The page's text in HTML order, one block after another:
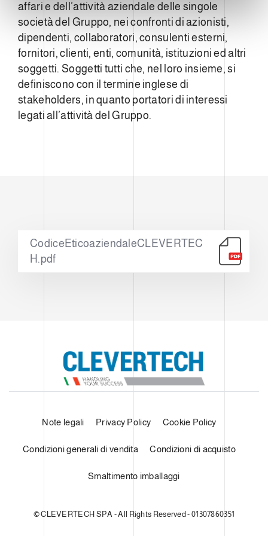
affari e dell’attività aziendale delle singole
società del Gruppo, nei confronti di azionisti,
dipendenti, collaboratori, consulenti esterni,
fornitori, clienti, enti, comunità, istituzioni ed altri
soggetti. Soggetti tutti che, nel loro insieme, si
definiscono con il termine inglese di
stakeholders, in quanto portatori di interessi
legati all’attività del Gruppo.
CodiceEticoaziendaleCLEVERTEC
H.pdf
Note legali Privacy Policy Cookie Policy
Condizioni generali di vendita Condizioni di acquisto
Smaltimento imballaggi
© CLEVERTECH SPA - All Rights Reserved - 01307860351